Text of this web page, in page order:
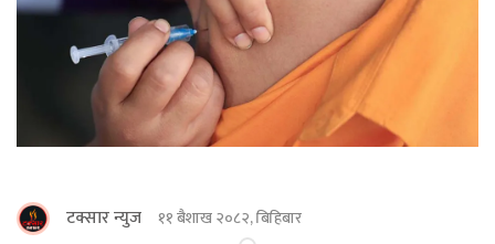
टक्सार न्युज ११ बैशाख २०८२, बिहिबार